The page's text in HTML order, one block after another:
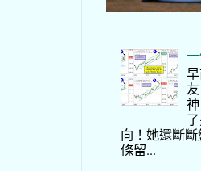
向！她還斷
條留...